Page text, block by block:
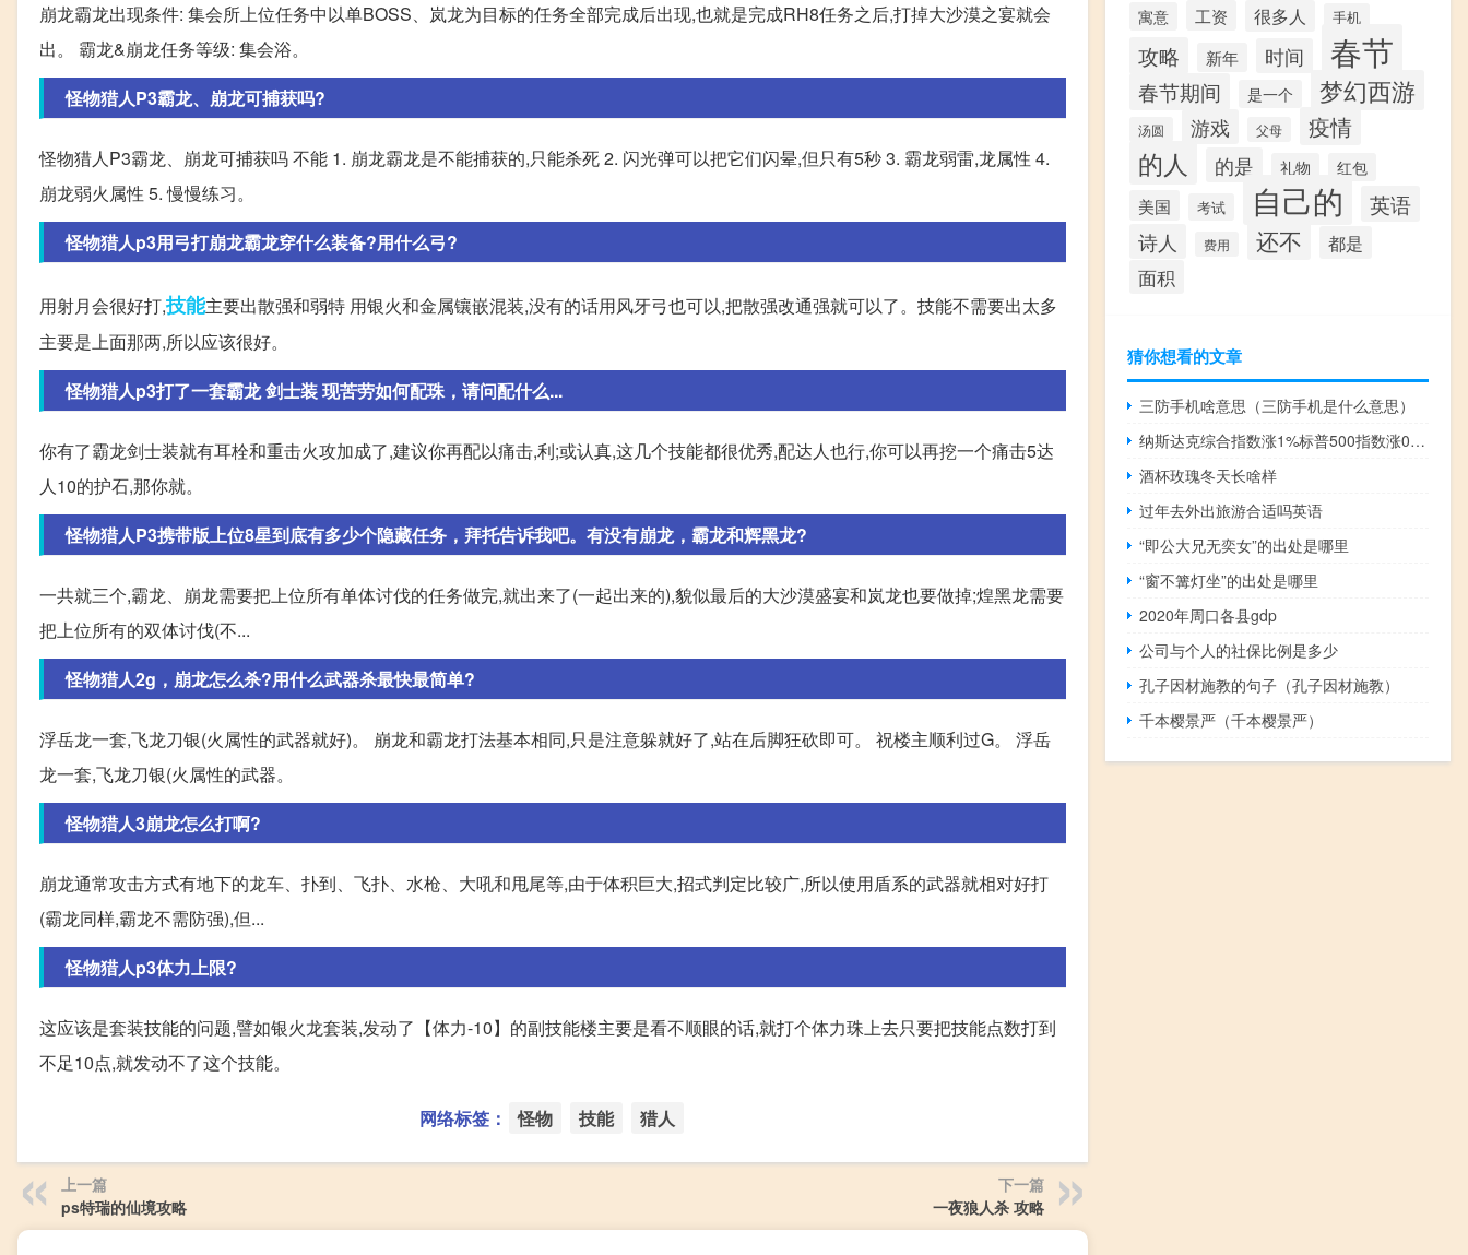
崩龙霸龙出现条件: 集会所上位任务中以单BOSS、岚龙为目标的任务全部完成后出现,也就是完成RH8任务之后,打掉大沙漠之宴就会
出。 霸龙&崩龙任务等级: 集会浴。
怪物猎人P3霸龙、崩龙可捕获吗?
怪物猎人P3霸龙、崩龙可捕获吗 不能 1. 崩龙霸龙是不能捕获的,只能杀死 2. 闪光弹可以把它们闪晕,但只有5秒 3. 霸龙弱雷,龙属性 4.
崩龙弱火属性 5. 慢慢练习。
怪物猎人p3用弓打崩龙霸龙穿什么装备?用什么弓?
用射月会很好打,技能主要出散强和弱特 用银火和金属镶嵌混装,没有的话用风牙弓也可以,把散强改通强就可以了。技能不需要出太多
主要是上面那两,所以应该很好。
怪物猎人p3打了一套霸龙 剑士装 现苦劳如何配珠，请问配什么...
你有了霸龙剑士装就有耳栓和重击火攻加成了,建议你再配以痛击,利;或认真,这几个技能都很优秀,配达人也行,你可以再挖一个痛击5达
人10的护石,那你就。
怪物猎人P3携带版上位8星到底有多少个隐藏任务，拜托告诉我吧。有没有崩龙，霸龙和辉黑龙?
一共就三个,霸龙、崩龙需要把上位所有单体讨伐的任务做完,就出来了(一起出来的),貌似最后的大沙漠盛宴和岚龙也要做掉;煌黑龙需要
把上位所有的双体讨伐(不...
怪物猎人2g，崩龙怎么杀?用什么武器杀最快最简单?
浮岳龙一套,飞龙刀银(火属性的武器就好)。 崩龙和霸龙打法基本相同,只是注意躲就好了,站在后脚狂砍即可。 祝楼主顺利过G。 浮岳
龙一套,飞龙刀银(火属性的武器。
怪物猎人3崩龙怎么打啊?
崩龙通常攻击方式有地下的龙车、扑到、飞扑、水枪、大吼和甩尾等,由于体积巨大,招式判定比较广,所以使用盾系的武器就相对好打
(霸龙同样,霸龙不需防强),但...
怪物猎人p3体力上限?
这应该是套装技能的问题,譬如银火龙套装,发动了【体力-10】的副技能楼主要是看不顺眼的话,就打个体力珠上去只要把技能点数打到
不足10点,就发动不了这个技能。
网络标签： 怪物 技能 猎人
上一篇
ps特瑞的仙境攻略
下一篇
一夜狼人杀 攻略
寓意 工资 很多人 手机
攻略 新年 时间 春节
春节期间 是一个 梦幻西游
汤圆 游戏 父母 疫情
的人 的是 礼物 红包
美国 考试 自己的 英语
诗人 费用 还不 都是
面积
猜你想看的文章
三防手机啥意思（三防手机是什么意思）
纳斯达克综合指数涨1%标普500指数涨0.24%
酒杯玫瑰冬天长啥样
过年去外出旅游合适吗英语
“即公大兄无奕女”的出处是哪里
“窗不篝灯坐”的出处是哪里
2020年周口各县gdp
公司与个人的社保比例是多少
孔子因材施教的句子（孔子因材施教）
千本樱景严（千本樱景严）